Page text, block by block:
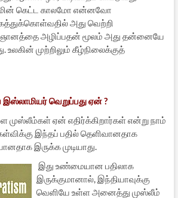
கெட்ட காலமோ என்னவோ
அது வெற்றி
அழிப்பதன் மூலம் அது தன்னையே
உலகின் முற்றிலும் கீழ்நிலைக்குத்
வெறுப்பது ஏன் ?
முஸ்லீம்கள் ஏன் எதிர்க்கிறார்கள் என்று நாம்
இந்தப் பதில் தெளிவானதாக
இருக்க முடியாது.
இது உண்மையான பதிலாக
இருக்குமானால், இந்தியாவுக்கு
வெளியே உள்ள அனைத்து முஸ்லீம்